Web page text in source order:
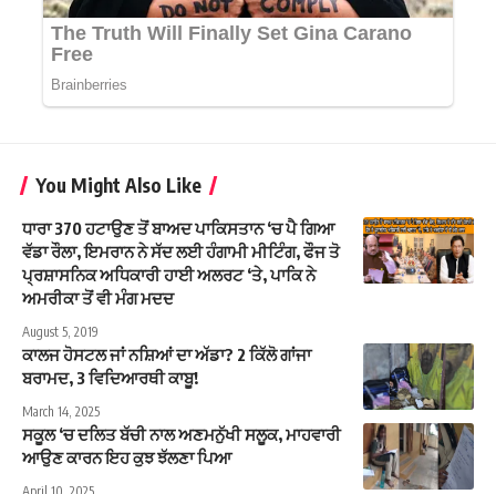
You Might Also Like
ਧਾਰਾ 370 ਹਟਾਉਣ ਤੋਂ ਬਾਅਦ ਪਾਕਿਸਤਾਨ ‘ਚ ਪੈ ਗਿਆ
ਵੱਡਾ ਰੌਲਾ, ਇਮਰਾਨ ਨੇ ਸੱਦ ਲਈ ਹੰਗਾਮੀ ਮੀਟਿੰਗ, ਫੌਜ ਤੋ
ਪ੍ਰਸ਼ਾਸਨਿਕ ਅਧਿਕਾਰੀ ਹਾਈ ਅਲਰਟ ‘ਤੇ, ਪਾਕਿ ਨੇ
ਅਮਰੀਕਾ ਤੋਂ ਵੀ ਮੰਗ ਮਦਦ
August 5, 2019
ਕਾਲਜ ਹੋਸਟਲ ਜਾਂ ਨਸ਼ਿਆਂ ਦਾ ਅੱਡਾ? 2 ਕਿੱਲੋ ਗਾਂਜਾ
ਬਰਾਮਦ, 3 ਵਿਦਿਆਰਥੀ ਕਾਬੂ!
March 14, 2025
ਸਕੂਲ ‘ਚ ਦਲਿਤ ਬੱਚੀ ਨਾਲ ਅਣਮਨੁੱਖੀ ਸਲੂਕ, ਮਾਹਵਾਰੀ
ਆਉਣ ਕਾਰਨ ਇਹ ਕੁਝ ਝੱਲਣਾ ਪਿਆ